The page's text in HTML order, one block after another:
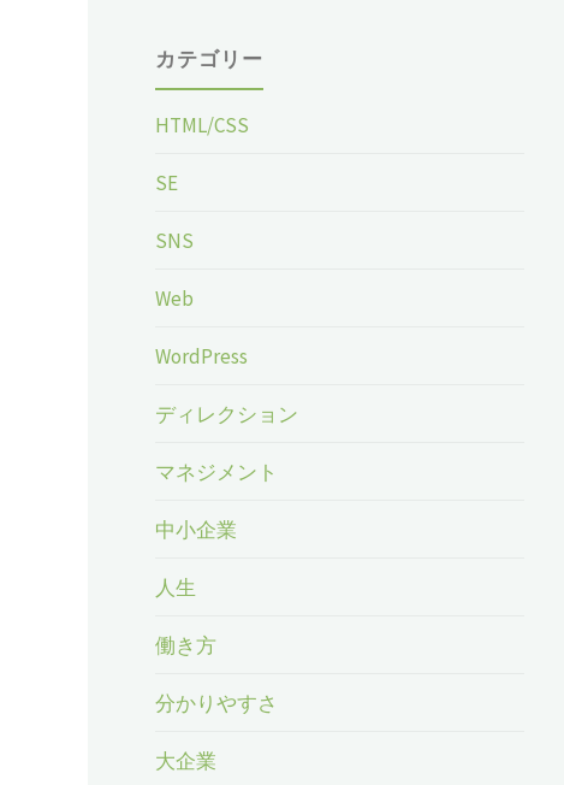
カテゴリー
HTML/CSS
SE
SNS
Web
WordPress
ディレクション
マネジメント
中小企業
人生
働き方
分かりやすさ
大企業